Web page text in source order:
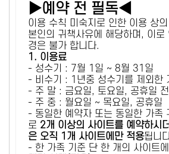
▶예약 전 필독◀
이용 수칙 미숙지로 인한 이용 상
본인의 귀책사유에 해당하며, 이로
경은 불가 합니다.
1. 이용료
- 성수기 : 7월 1일 ~ 8월 31일
- 비수기 : 1년중 성수기를 제외한
- 주 말 : 금요일, 토요일, 공휴일
- 주 중 : 월요일 ~ 목요일, 공휴일
- 동일한 예약자 또는 동일한 가족
로 2개 이상의 사이트를 예약하시
은 오직 1개 사이트에만 적용됩니
- 한 가족 기준 단 한 개의 사이트